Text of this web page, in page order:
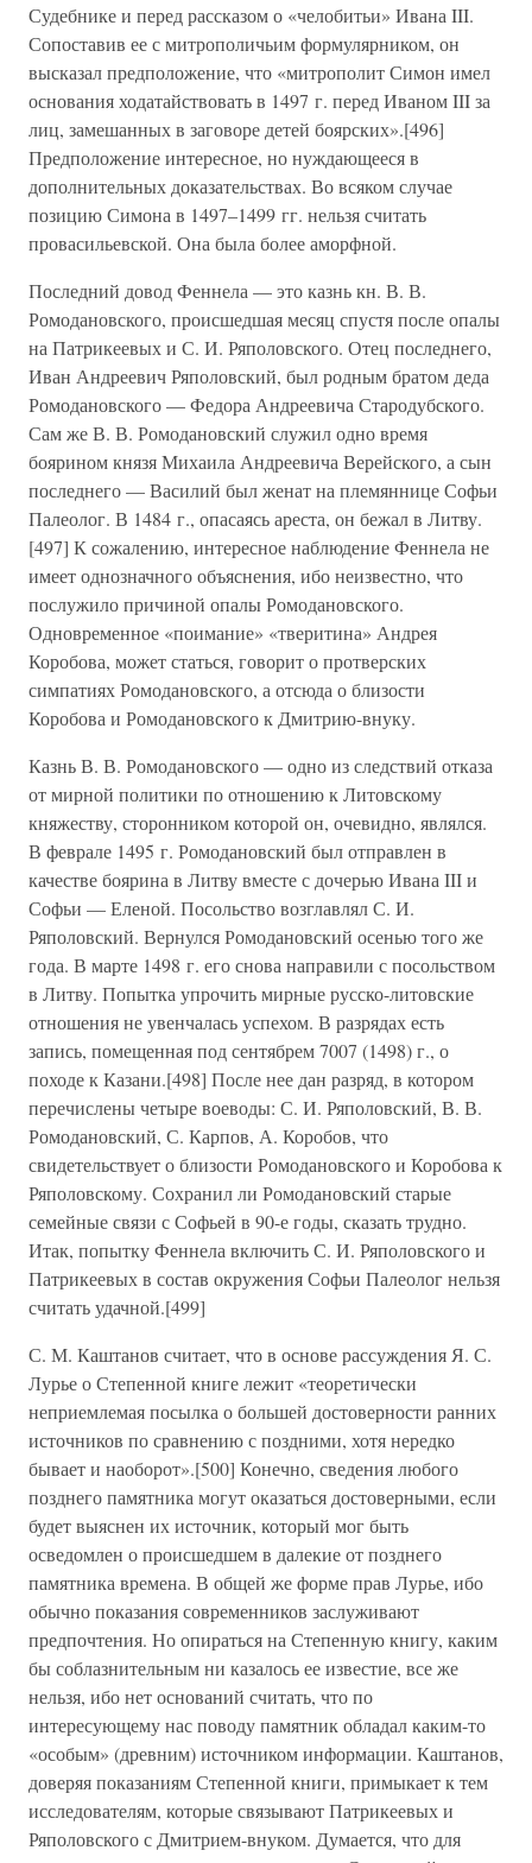
Судебнике и перед рассказом о «челобитьи» Ивана III.
Сопоставив ее с митрополичьим формулярником, он
высказал предположение, что «митрополит Симон имел
основания ходатайствовать в 1497 г. перед Иваном III за
лиц, замешанных в заговоре детей боярских».[496]
Предположение интересное, но нуждающееся в
дополнительных доказательствах. Во всяком случае
позицию Симона в 1497–1499 гг. нельзя считать
провасильевской. Она была более аморфной.
Последний довод Феннела — это казнь кн. В. В.
Ромодановского, происшедшая месяц спустя после опалы
на Патрикеевых и С. И. Ряполовского. Отец последнего,
Иван Андреевич Ряполовский, был родным братом деда
Ромодановского — Федора Андреевича Стародубского.
Сам же В. В. Ромодановский служил одно время
боярином князя Михаила Андреевича Верейского, а сын
последнего — Василий был женат на племяннице Софьи
Палеолог. В 1484 г., опасаясь ареста, он бежал в Литву.
[497] К сожалению, интересное наблюдение Феннела не
имеет однозначного объяснения, ибо неизвестно, что
послужило причиной опалы Ромодановского.
Одновременное «поимание» «тверитина» Андрея
Коробова, может статься, говорит о протверских
симпатиях Ромодановского, а отсюда о близости
Коробова и Ромодановского к Дмитрию-внуку.
Казнь В. В. Ромодановского — одно из следствий отказа
от мирной политики по отношению к Литовскому
княжеству, сторонником которой он, очевидно, являлся.
В феврале 1495 г. Ромодановский был отправлен в
качестве боярина в Литву вместе с дочерью Ивана III и
Софьи — Еленой. Посольство возглавлял С. И.
Ряполовский. Вернулся Ромодановский осенью того же
года. В марте 1498 г. его снова направили с посольством
в Литву. Попытка упрочить мирные русско-литовские
отношения не увенчалась успехом. В разрядах есть
запись, помещенная под сентябрем 7007 (1498) г., о
походе к Казани.[498] После нее дан разряд, в котором
перечислены четыре воеводы: С. И. Ряполовский, В. В.
Ромодановский, С. Карпов, А. Коробов, что
свидетельствует о близости Ромодановского и Коробова к
Ряполовскому. Сохранил ли Ромодановский старые
семейные связи с Софьей в 90-е годы, сказать трудно.
Итак, попытку Феннела включить С. И. Ряполовского и
Патрикеевых в состав окружения Софьи Палеолог нельзя
считать удачной.[499]
С. М. Каштанов считает, что в основе рассуждения Я. С.
Лурье о Степенной книге лежит «теоретически
неприемлемая посылка о большей достоверности ранних
источников по сравнению с поздними, хотя нередко
бывает и наоборот».[500] Конечно, сведения любого
позднего памятника могут оказаться достоверными, если
будет выяснен их источник, который мог быть
осведомлен о происшедшем в далекие от позднего
памятника времена. В общей же форме прав Лурье, ибо
обычно показания современников заслуживают
предпочтения. Но опираться на Степенную книгу, каким
бы соблазнительным ни казалось ее известие, все же
нельзя, ибо нет оснований считать, что по
интересующему нас поводу памятник обладал каким-то
«особым» (древним) источником информации. Каштанов,
доверяя показаниям Степенной книги, примыкает к тем
исследователям, которые связывают Патрикеевых и
Ряполовского с Дмитрием-внуком. Думается, что для